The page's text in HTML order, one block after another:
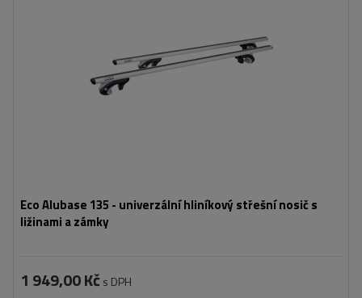
Eco Alubase 135 - univerzální hliníkový střešní nosič s
ližinami a zámky
1 949,00 Kč s DPH